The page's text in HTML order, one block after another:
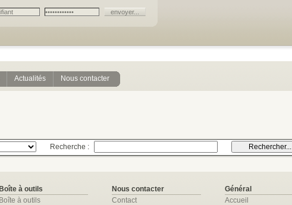
Actualités Nous contacter
Recherche :
Boîte à outils
Boîte à outils
Nous contacter
Contact
Général
Accueil